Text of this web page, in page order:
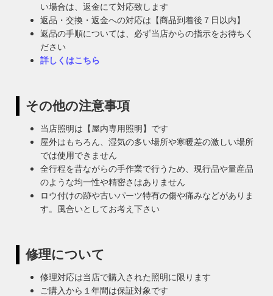
い場合は、返金にて対応致します
返品・交換・返金への対応は【商品到着後７日以内】
返品の手順については、必ず当店からの指示をお待ちく
ださい
詳しくはこちら
その他の注意事項
当店照明は【屋内専用照明】です
屋外はもちろん、湿気の多い場所や寒暖差の激しい場所
では使用できません
全行程を昔ながらの手作業で行うため、現行品や量産品
のような均一性や精密さはありません
ロウ付けの跡や古いパーツ特有の傷や痛みなどがありま
す。風合いとしてお考え下さい
修理について
修理対応は当店で購入された照明に限ります
ご購入から１年間は保証対象です